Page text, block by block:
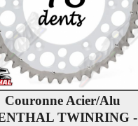
Couronne Acier/Alu
TWINRING -
Aperçu rapide